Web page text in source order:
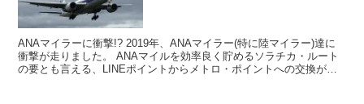
ANAマイラーに衝撃!? 2019年、ANAマイラー(特に陸マイラー)達に
衝撃が走りました。 ANAマイルを効率良く貯めるソラチカ・ルート
の要とも言える、LINEポイントからメトロ・ポイントへの交換が